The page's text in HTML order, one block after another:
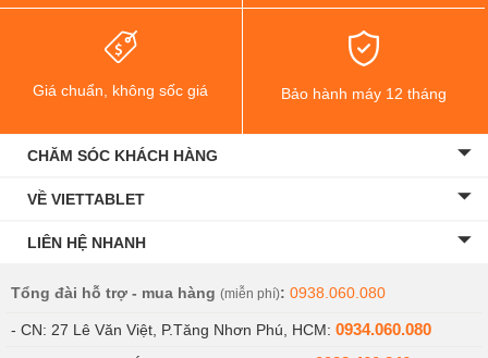
Giá chuẩn, không sốc giá Bảo hành máy 12 tháng
CHĂM SÓC KHÁCH HÀNG
VỀ VIETTABLET
LIÊN HỆ NHANH
Tổng đài hỗ trợ - mua hàng (miễn phí): 0938.060.080
- CN: 27 Lê Văn Việt, P.Tăng Nhơn Phú, HCM: 0934.060.080